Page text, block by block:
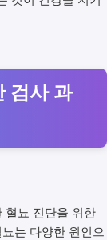
검사 과
혈뇨 진단을 위한
는 다양한 원인으